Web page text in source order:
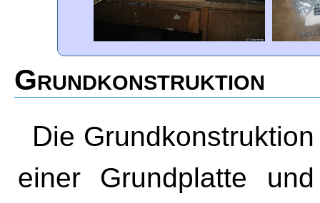
Grundkonstruktion
Die
einer Grundplatte